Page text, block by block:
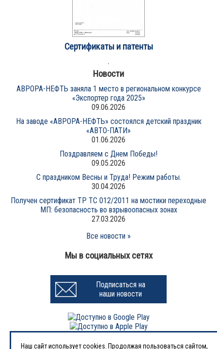
Сертификаты и патенты
Новости
АВРОРА-НЕФТЬ заняла 1 место в региональном конкурсе
«Экспортер года 2025»
09.06.2026
На заводе «АВРОРА-НЕФТЬ» состоялся детский праздник
«АВТО-ПАТИ»
01.06.2026
Поздравляем с Днем Победы!
09.05.2026
С праздником Весны и Труда! Режим работы.
30.04.2026
Получен сертификат ТР ТС 012/2011 на мостики переходные
МП: безопасность во взрывоопасных зонах
27.03.2026
Все новости »
Мы в социальных сетях
Подписаться на
наши новости
Наш сайт использует cookies. Продолжая пользоваться сайтом,